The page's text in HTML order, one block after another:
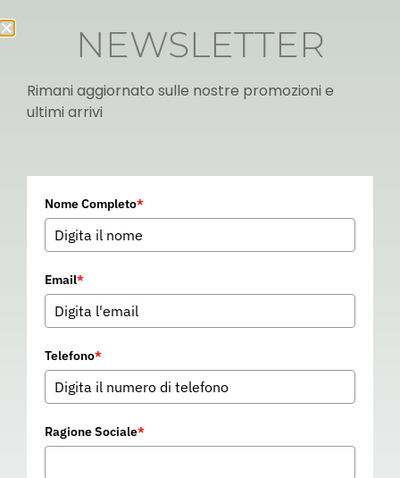
NEWSLETTER
Rimani aggiornato sulle nostre promozioni e
ultimi arrivi
Nome Completo*
Email*
Telefono*
Ragione Sociale*